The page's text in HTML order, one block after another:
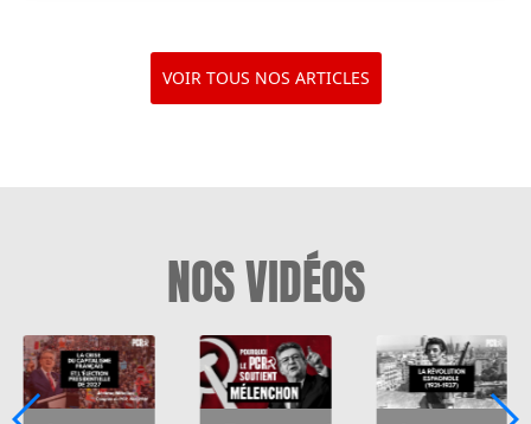
VOIR TOUS NOS ARTICLES
NOS VIDÉOS